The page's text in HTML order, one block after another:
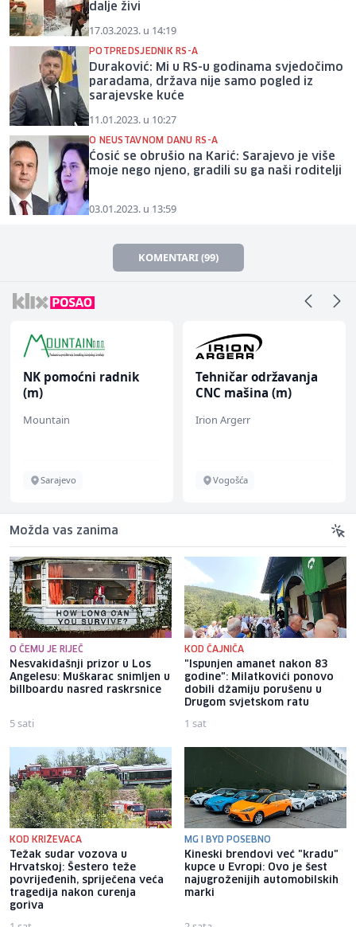
dalje živi
17.03.2023. u 14:19
POTPREDSJEDNIK RS-A
Duraković: Mi u RS-u godinama svjedočimo
paradama, država nije samo pogled iz
sarajevske kuće
11.01.2023. u 10:27
O NEUSTAVNOM DANU RS-A
Ćosić se obrušio na Karić: Sarajevo je više
moje nego njeno, gradili su ga naši roditelji
03.01.2023. u 13:59
KOMENTARI (99)
NK pomoćni radnik
(m)
Mountain
Sarajevo
Tehničar održavanja
CNC mašina (m)
Irion Argerr
Vogošća
Možda vas zanima
O ČEMU JE RIJEČ
Nesvakidašnji prizor u Los
Angelesu: Muškarac snimljen u
billboardu nasred raskrsnice
5 sati
KOD ČAJNIČA
"Ispunjen amanet nakon 83
godine": Milatkovići ponovo
dobili džamiju porušenu u
Drugom svjetskom ratu
1 sat
KOD KRIŽEVACA
Težak sudar vozova u
Hrvatskoj: Šestero teže
povrijeđenih, spriječena veća
tragedija nakon curenja
goriva
MG I BYD POSEBNO
Kineski brendovi već "kradu"
kupce u Evropi: Ovo je šest
najugroženijih automobilskih
marki